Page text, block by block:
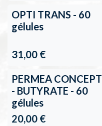
OPTI TRANS - 60
gélules
31,00 €
PERMEA CONCEPT
- BUTYRATE - 60
gélules
20,00 €